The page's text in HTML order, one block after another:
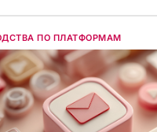
ПО ПЛАТФОРМАМ